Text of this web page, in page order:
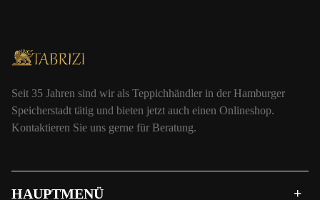
Seit 35 Jahren sind wir als Teppichhändler in der Hamburger
Speicherstadt tätig und bieten jetzt auch einen Onlineshop.
Kontaktieren Sie uns gerne für Beratung.
HAUPTMENÜ